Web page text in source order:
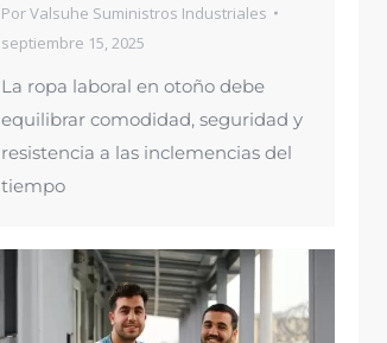
PorValsuhe Suministros Industriales
septiembre 15, 2025
La ropa laboral en otoño debe
equilibrar comodidad, seguridad y
resistencia a las inclemencias del
tiempo